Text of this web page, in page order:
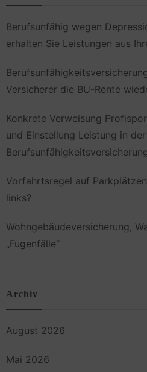
Berufsunfähig wegen
erhalten Sie Leistungen aus
Versicherer die BU-Rente
Konkrete Verweisung
und Einstellung Leistung in der
Vorfahrtsregel auf
links?
Wohngebäudeversicherung,
„Fugenfälle“
Archiv
August 2026
Mai 2026